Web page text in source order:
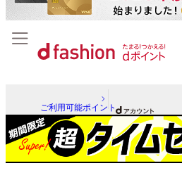
ご利用可能ポイント